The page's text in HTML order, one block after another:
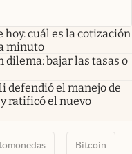
hoy: cuál es la cotización
minuto
dilema: bajar las tasas o
defendió el manejo de
ratificó el nuevo
Bitcoin